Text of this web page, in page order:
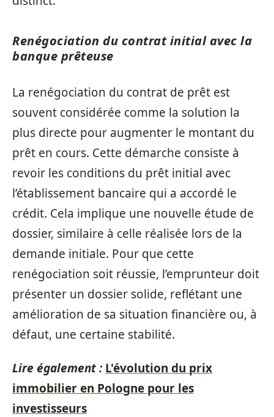
Renégociation du contrat initial avec la
banque prêteuse
La renégociation du contrat de prêt est
souvent considérée comme la solution la
plus directe pour augmenter le montant du
prêt en cours. Cette démarche consiste à
revoir les conditions du prêt initial avec
l’établissement bancaire qui a accordé le
crédit. Cela implique une nouvelle étude de
dossier, similaire à celle réalisée lors de la
demande initiale. Pour que cette
renégociation soit réussie, l’emprunteur doit
présenter un dossier solide, reflétant une
amélioration de sa situation financière ou, à
défaut, une certaine stabilité.
Lire également : L'évolution du prix
immobilier en Pologne pour les
investisseurs